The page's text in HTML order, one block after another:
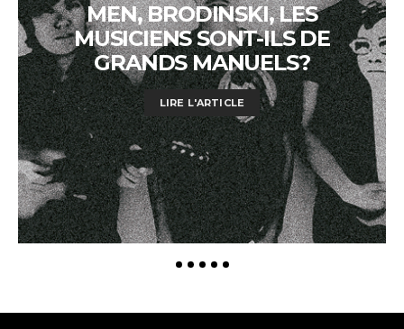
MEN, BRODINSKI, LES
MUSICIENS SONT-ILS DE
GRANDS MANUELS?
LIRE L'ARTICLE